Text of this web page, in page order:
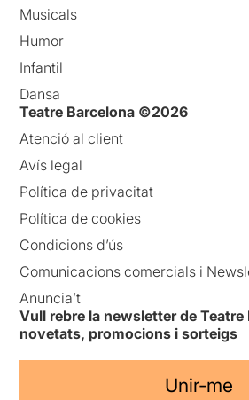
Musicals
Humor
Infantil
Dansa
Teatre Barcelona ©2026
Atenció al client
Avís legal
Política de privacitat
Política de cookies
Condicions d’ús
Comunicacions comercials i
Anuncia’t
Vull rebre la newsletter de Teatre
novetats, promocions i sorteigs
Unir-me